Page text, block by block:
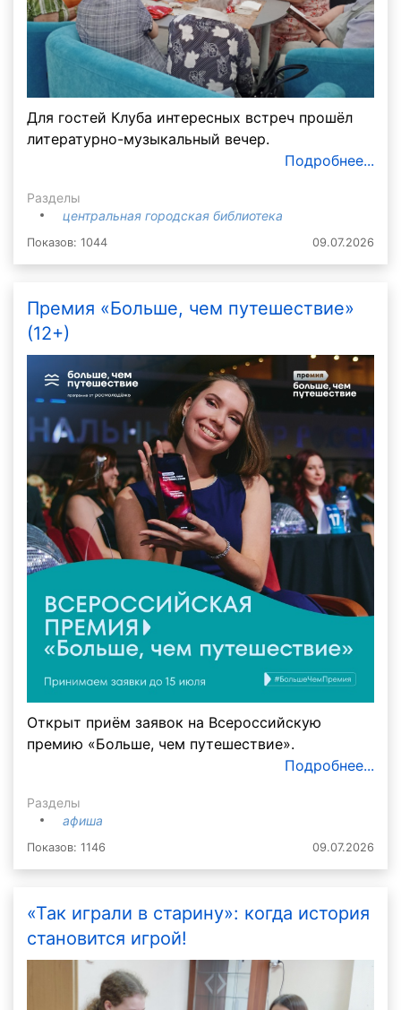
Для гостей Клуба интересных встреч прошёл
литературно-музыкальный вечер.
Подробнее...
Разделы
центральная городская библиотека
Показов: 1044 09.07.2026
Премия «Больше, чем путешествие»
(12+)
Открыт приём заявок на Всероссийскую
премию «Больше, чем путешествие».
Подробнее...
Разделы
афиша
Показов: 1146 09.07.2026
«Так играли в старину»: когда история
становится игрой!